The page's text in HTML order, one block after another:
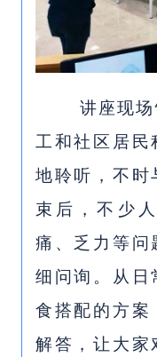
讲座现
工和社区居民
地聆听，不时
束后，不少
痛、乏力等问
细问询。从日
食搭配的方案
解答，让大家